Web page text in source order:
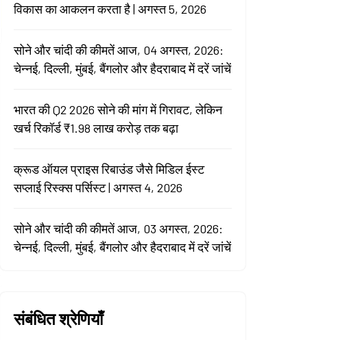
विकास का आकलन करता है | अगस्त 5, 2026
सोने और चांदी की कीमतें आज, 04 अगस्त, 2026:
चेन्नई, दिल्ली, मुंबई, बैंगलोर और हैदराबाद में दरें जांचें
भारत की Q2 2026 सोने की मांग में गिरावट, लेकिन
खर्च रिकॉर्ड ₹1.98 लाख करोड़ तक बढ़ा
क्रूड ऑयल प्राइस रिबाउंड जैसे मिडिल ईस्ट
सप्लाई रिस्क्स पर्सिस्ट | अगस्त 4, 2026
सोने और चांदी की कीमतें आज, 03 अगस्त, 2026:
चेन्नई, दिल्ली, मुंबई, बैंगलोर और हैदराबाद में दरें जांचें
संबंधित श्रेणियाँ